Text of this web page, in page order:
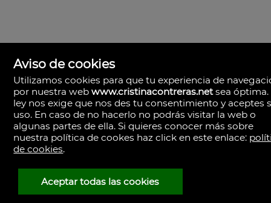
Sevilla
España
(+34)695.354.802
Aviso de cookies
Utilizamos cookies para que tu experiencia de
por nuestra webwww.cristinacontreras.netsea óptima.
ley nos exige que nos des tu consentimiento y aceptes
uso. En caso de no hacerlo no podrás visitar la web o
algunas partes de ella. Si quieres conocer más sobre
nuestra política de cookes haz click en este enlace:
de cookies.
Aceptar todas las cookies